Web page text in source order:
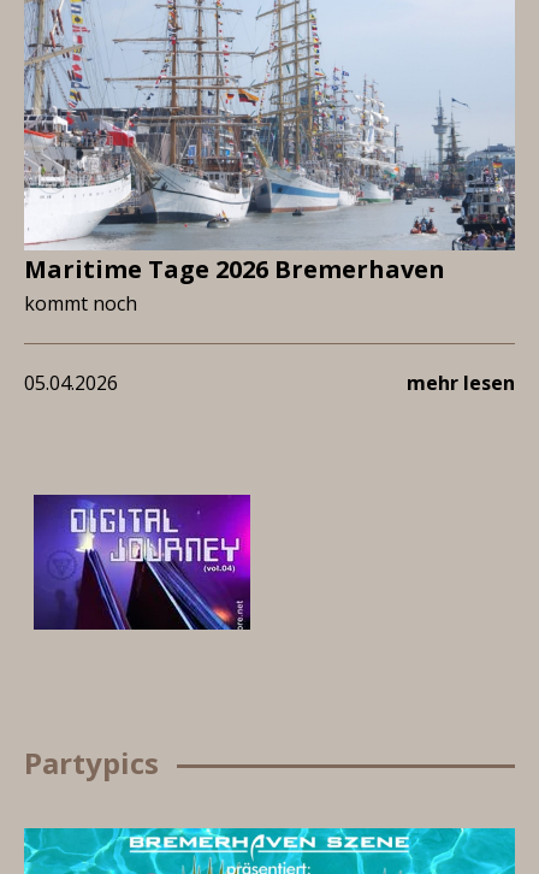
Maritime Tage 2026 Bremerhaven
kommt noch
05.04.2026 mehr lesen
Partypics